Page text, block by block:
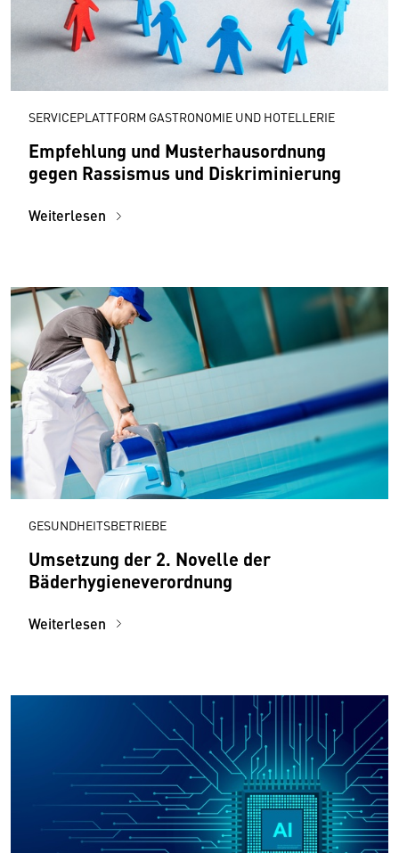
SERVICEPLATTFORM GASTRONOMIE UND HOTELLERIE
Empfehlung und Musterhausordnung
gegen Rassismus und Diskriminierung
Weiterlesen
GESUNDHEITSBETRIEBE
Umsetzung der 2. Novelle der
Bäderhygieneverordnung
Weiterlesen